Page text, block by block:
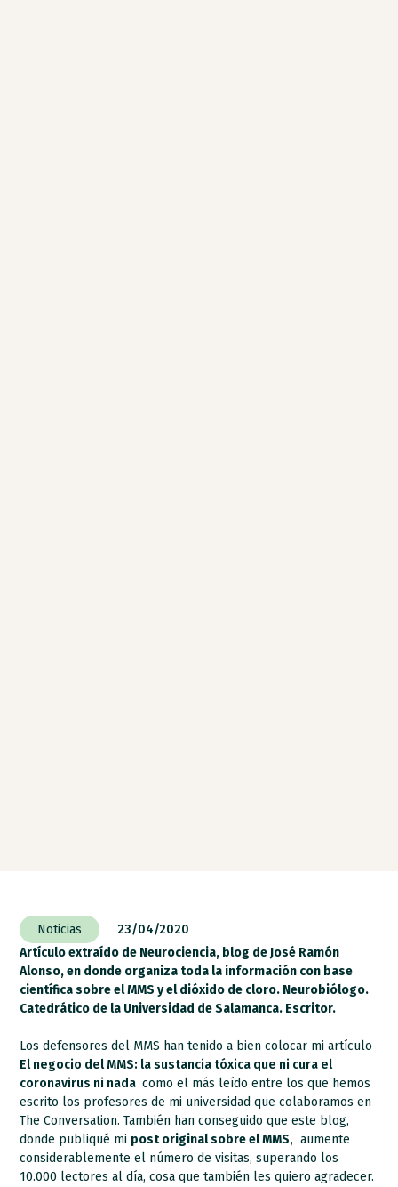
Noticias
23/04/2020
Artículo extraído de Neurociencia, blog de José Ramón
Alonso, en donde organiza toda la información con base
científica sobre el MMS y el dióxido de cloro. Neurobiólogo.
Catedrático de la Universidad de Salamanca. Escritor.
Los defensores del MMS han tenido a bien colocar mi artículo
El negocio del MMS: la sustancia tóxica que ni cura el
coronavirus ni nada como el más leído entre los que hemos
escrito los profesores de mi universidad que colaboramos en
The Conversation. También han conseguido que este blog,
donde publiqué mi post original sobre el MMS, aumente
considerablemente el número de visitas, superando los
10.000 lectores al día, cosa que también les quiero agradecer.